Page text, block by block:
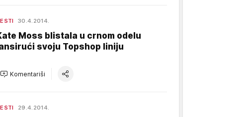
30.4.2014.
Moss blistala u crnom odelu
svoju Topshop liniju
Komentariši
29.4.2014.